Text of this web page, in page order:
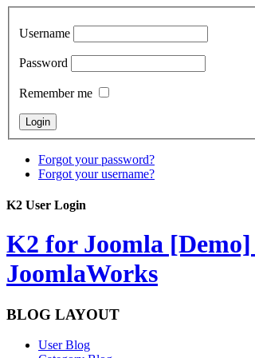
Username
Password
Remember me
Forgot your password?
Forgot your username?
K2 User Login
K2 for Joomla [Demo]
JoomlaWorks
BLOG LAYOUT
User Blog